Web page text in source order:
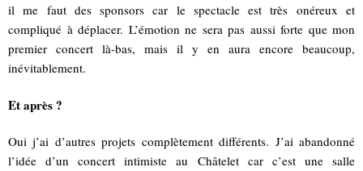
il me faut des sponsors car le spectacle est très onéreux et
compliqué à déplacer. L’émotion ne sera pas aussi forte que mon
premier concert là-bas, mais il y en aura encore beaucoup,
inévitablement.
Et après ?
Oui j’ai d’autres projets complètement différents. J’ai abandonné
l’idée d’un concert intimiste au Châtelet car c’est une salle